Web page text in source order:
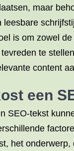
maar
leesbare
is om zowel
te
content
een
SEO-tekst
het